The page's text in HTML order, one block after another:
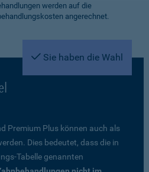
werden auf die
angerechnet.
Sie haben die Wahl
Premium Plus können auch als
Dies bedeutet, dass die in
Tabelle genannten